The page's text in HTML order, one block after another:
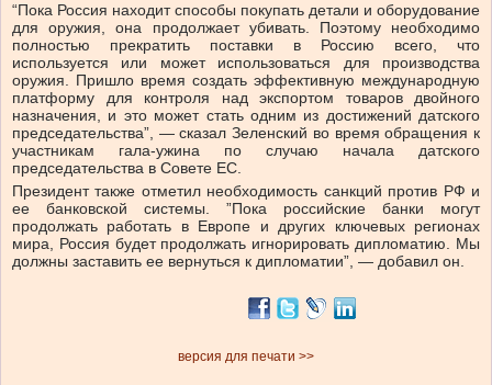
“Пока Россия находит способы покупать детали и оборудование
для оружия, она продолжает убивать. Поэтому необходимо
полностью прекратить поставки в Россию всего, что
используется или может использоваться для производства
оружия. Пришло время создать эффективную международную
платформу для контроля над экспортом товаров двойного
назначения, и это может стать одним из достижений датского
председательства”, — сказал Зеленский во время обращения к
участникам гала-ужина по случаю начала датского
председательства в Совете ЕС.
Президент также отметил необходимость санкций против РФ и
ее банковской системы. ”Пока российские банки могут
продолжать работать в Европе и других ключевых регионах
мира, Россия будет продолжать игнорировать дипломатию. Мы
должны заставить ее вернуться к дипломатии”, — добавил он.
версия для печати >>